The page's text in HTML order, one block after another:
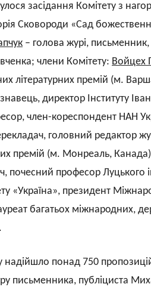
засідання Комітету з
Сковороди «Сад
– голова журі, письменник,
; члени Комітету: Войцех
літературних премій (м.
директор Інституту
член-кореспондент НАН
головний редактор
премій (м. Монреаль,
почесний професор Луцького
«Україна», президент
багатьох міжнародних,
надійшло понад 750
письменника, публіциста